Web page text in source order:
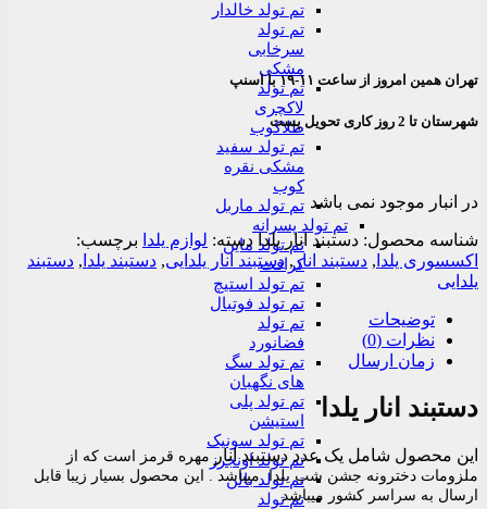
تم تولد خالدار
تم تولد
سرخابی
مشکی
تم تولد
لاکچری
طلاکوب
تم تولد سفید
مشکی نقره
کوب
تم تولد ماربل
تم تولد پسرانه
تم تولد ماین
کرافت
تم تولد استیچ
تم تولد فوتبال
تم تولد
فضانورد
تم تولد سگ
های نگهبان
تم تولد پلی
استیشن
تم تولد سونیک
تم تولد اونجرز
تم تولد بالن
تم تولد
تهران همین امروز از ساعت ۱۱-۱۹ با اسنپ
شهرستان تا 2 روز کاری تحویل پست
در انبار موجود نمی باشد
شناسه محصول: دستبند انار یلدا دسته: لوازم یلدا برچسب:
اکسسوری یلدا , دستبند انار ,دستبند انار یلدایی, دستبند یلدا , دستبند
یلدایی
توضیحات
نظرات (0)
زمان ارسال
دستبند انار یلدا
این محصول شامل یک عدد دستبند انار مهره قرمز است که از
ملزومات دخترونه جشن شب یلدا میباشد . این محصول بسیار زیبا قابل
ارسال به سراسر کشور میباشد